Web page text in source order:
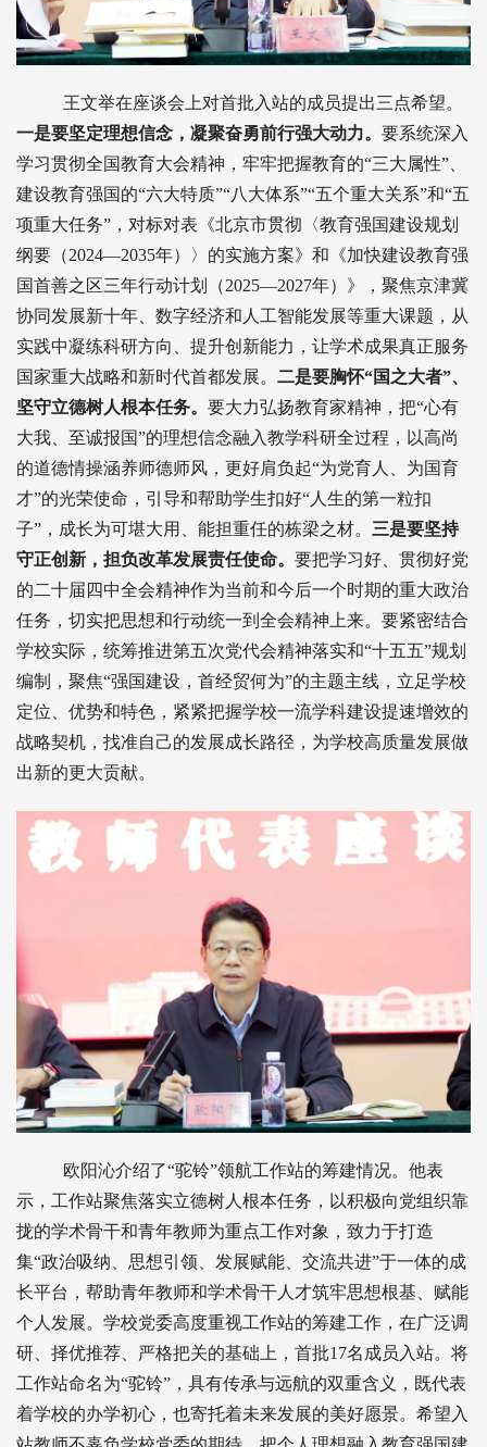
王文举在座谈会上对首批入站的成员提出三点希望。
一是要坚定理想信念，凝聚奋勇前行强大动力。 要系统深入
学习贯彻全国教育大会精神，牢牢把握教育的“三大属性”、
建设教育强国的“六大特质”“八大体系”“五个重大关系”和“五
项重大任务”，对标对表《北京市贯彻〈教育强国建设规划
纲要（2024—2035年）〉的实施方案》和《加快建设教育强
国首善之区三年行动计划（2025—2027年）》，聚焦京津冀
协同发展新十年、数字经济和人工智能发展等重大课题，从
实践中凝练科研方向、提升创新能力，让学术成果真正服务
国家重大战略和新时代首都发展。 二是要胸怀“国之大者”、
坚守立德树人根本任务。 要大力弘扬教育家精神，把“心有
大我、至诚报国”的理想信念融入教学科研全过程，以高尚
的道德情操涵养师德师风，更好肩负起“为党育人、为国育
才”的光荣使命，引导和帮助学生扣好“人生的第一粒扣
子”，成长为可堪大用、能担重任的栋梁之材。 三是要坚持
守正创新，担负改革发展责任使命。 要把学习好、贯彻好党
的二十届四中全会精神作为当前和今后一个时期的重大政治
任务，切实把思想和行动统一到全会精神上来。要紧密结合
学校实际，统筹推进第五次党代会精神落实和“十五五”规划
编制，聚焦“强国建设，首经贸何为”的主题主线，立足学校
定位、优势和特色，紧紧把握学校一流学科建设提速增效的
战略契机，找准自己的发展成长路径，为学校高质量发展做
出新的更大贡献。
欧阳沁介绍了“驼铃”领航工作站的筹建情况。他表
示，工作站聚焦落实立德树人根本任务，以积极向党组织靠
拢的学术骨干和青年教师为重点工作对象，致力于打造
集“政治吸纳、思想引领、发展赋能、交流共进”于一体的成
长平台，帮助青年教师和学术骨干人才筑牢思想根基、赋能
个人发展。学校党委高度重视工作站的筹建工作，在广泛调
研、择优推荐、严格把关的基础上，首批17名成员入站。将
工作站命名为“驼铃”，具有传承与远航的双重含义，既代表
着学校的办学初心，也寄托着未来发展的美好愿景。希望入